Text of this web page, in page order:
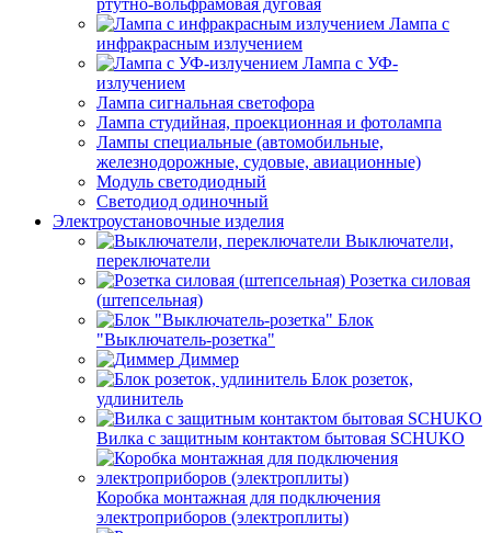
ртутно-вольфрамовая дуговая
Лампа с
инфракрасным излучением
Лампа с УФ-
излучением
Лампа сигнальная светофора
Лампа студийная, проекционная и фотолампа
Лампы специальные (автомобильные,
железнодорожные, судовые, авиационные)
Модуль светодиодный
Светодиод одиночный
Электроустановочные изделия
Выключатели,
переключатели
Розетка силовая
(штепсельная)
Блок
"Выключатель-розетка"
Диммер
Блок розеток,
удлинитель
Вилка с защитным контактом бытовая SCHUKO
Коробка монтажная для подключения
электроприборов (электроплиты)